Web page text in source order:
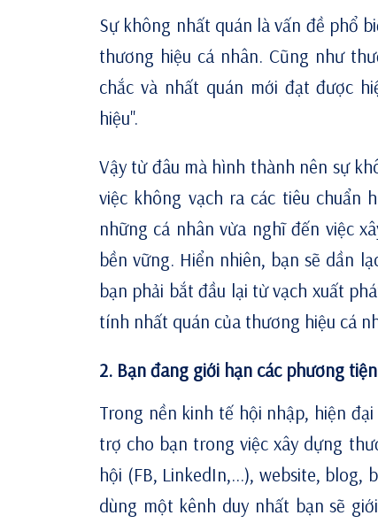
Sự không nhất quán là vấn đề phổ
thương hiệu cá nhân. Cũng như
chắc và nhất quán mới đạt được
hiệu".
Vậy từ đâu mà hình thành nên sự
việc không vạch ra các tiêu
những cá nhân vừa nghĩ đến việc
bền vững. Hiển nhiên, bạn sẽ dần
bạn phải bắt đầu lại từ vạch xuất
tính nhất quán của thương hiệu cá
2. Bạn đang giới hạn các phương
Trong nền kinh tế hội nhập, hiện
trợ cho bạn trong việc xây dựng
hội (FB, LinkedIn,...), website, blog,
dùng một kênh duy nhất bạn sẽ